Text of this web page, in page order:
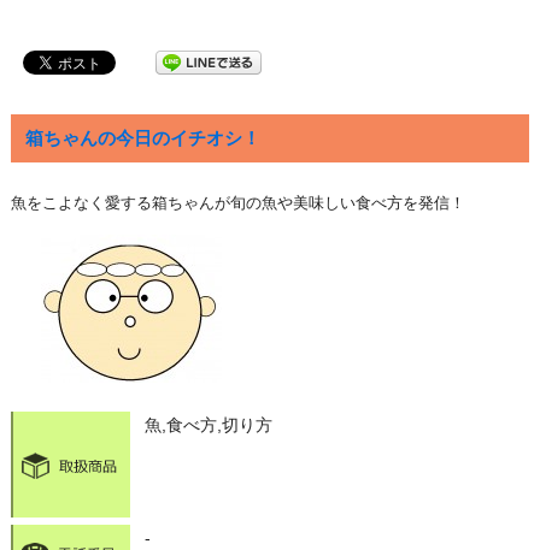
箱ちゃんの今日のイチオシ！
魚をこよなく愛する箱ちゃんが旬の魚や美味しい食べ方を発信！
魚,食べ方,切り方
-